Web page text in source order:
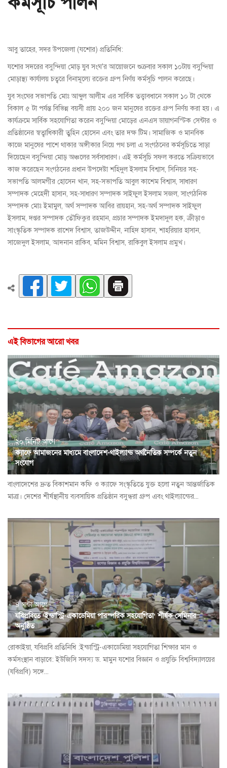
আবু তাহের, সদর উপজেলা (যশোর) প্রতিনিধি:
যশোর সদরের বসুন্দিয়া মোড় যুব সংঘ'র আয়োজনে শুক্রবার সকাল ১০টায় বসুন্দিয়া
মোড়াস্থ্য কার্যালয় চত্বরে বিনামূল্যে রক্তের গ্রুপ নির্ণয় কর্মসূচি পালন করেছে।
যুব সংঘের সভাপতি মোঃ আব্দুল আলীম এর সার্বিক তত্ত্বাবধানে সকাল ১০ টা থেকে
বিকাল ৫ টা পর্যন্ত বিভিন্ন বয়সী প্রায় ২০০ জন মানুষের রক্তের গ্রুপ নির্ণয় করা হয়। এ
কার্যক্রমে সার্বিক সহযোগিতা করেন বসুন্দিয়া মোড়ের এনএস ডায়াগনস্টিক সেন্টার ও
প্রতিষ্ঠানের স্বত্বাধিকারী তুহিন হোসেন এবং তার দক্ষ টিম। সামাজিক ও মানবিক
কাজে মানুষের পাশে থাকার অঙ্গীকার নিয়ে পথ চলা এ সংগঠনের কর্মসূচিতে সাড়া
দিয়েছেন বসুন্দিয়া মোড় অঞ্চলের সর্বসাধারণ। এই কর্মসূচি সফল করতে সক্রিয়ভাবে
কাজ করেছেন সংগঠনের প্রধান উপদেষ্টা শহিদুল ইসলাম বিশ্বাস, সিনিয়র সহ-
সভাপতি আলমগীর হোসেন খান, সহ-সভাপতি আবুল কাশেম বিশ্বাস, সাধারণ
সম্পাদক মেহেদী হাসান, সহ-সাধারণ সম্পাদক সাইফুল ইসলাম সজল, সাংগঠনিক
সম্পাদক মোঃ ইমামুল, অর্থ সম্পাদক আবির রায়হান, সহ-অর্থ সম্পাদক সাইফুল
ইসলাম, দপ্তর সম্পাদক তৌফিকুর রহমান, প্রচার সম্পাদক ইমদাদুল হক, ক্রীড়াও
সাংস্কৃতিক সম্পাদক রাশেদ বিশ্বাস, তাজউদ্দীন, নাহিদ হাসান, শাহরিয়ার হাসান,
সাজেদুল ইসলাম, আদনান রাকিব, মমিন বিশ্বাস, রাকিবুল ইসলাম প্রমুখ।
এই বিভাগের আরো খবর
২০ মিনিট আগে
ক্যাফে আমাজনের মাধ্যমে বাংলাদেশ-থাইল্যান্ড অর্থনৈতিক সম্পর্কে নতুন
সংযোগ
বাংলাদেশের দ্রুত বিকাশমান কফি ও ক্যাফে সংস্কৃতিতে যুক্ত হলো নতুন আন্তর্জাতিক
মাত্রা। দেশের শীর্ষস্থানীয় ব্যবসায়িক প্রতিষ্ঠান বসুন্ধরা গ্রুপ এবং থাইল্যান্ডের...
৪ ঘন্টা আগে
যবিপ্রবিতে ‘ইন্ডাস্ট্রি-একাডেমিয়া পারস্পরিক সহযোগিতা’ শীর্ষক সেমিনার
অনুষ্ঠিত
রোকাইয়া, যবিপ্রবি প্রতিনিধি :ইন্ডাস্ট্রি-একাডেমিয়া সহযোগিতা শিক্ষার মান ও
কর্মসংস্থান বাড়াবে: ইউজিসি সদস্য ড. মামুন যশোর বিজ্ঞান ও প্রযুক্তি বিশ্ববিদ্যালয়ের
(যবিপ্রবি) সঙ্গে...